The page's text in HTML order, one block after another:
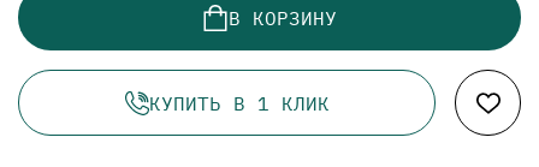
В КОРЗИНУ
КУПИТЬ В 1 КЛИК